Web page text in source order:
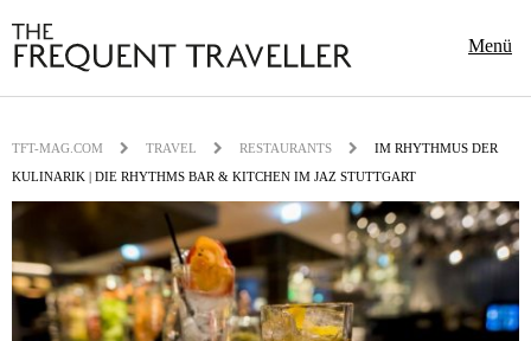
Menü
TFT-MAG.COM TRAVEL RESTAURANTS
IM RHYTHMUS DER
KULINARIK | DIE RHYTHMS BAR & KITCHEN IM JAZ STUTTGART